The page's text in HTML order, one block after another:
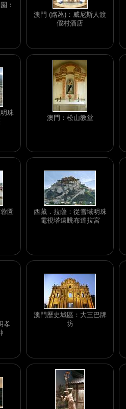
：
澳門 (路氹)：威尼斯人渡
假村酒店
珠
澳門：松山教堂
園
西藏．拉薩：從雪域明珠
電視塔遠眺布達拉宮
孝
澳門歷史城區：大三巴牌
坊